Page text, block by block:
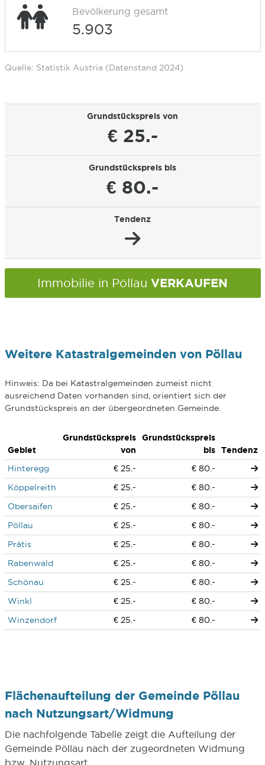
Bevölkerung gesamt
5.903
Quelle: Statistik Austria (Datenstand 2024)
Grundstückspreis von
€ 25.-
Grundstückspreis bis
€ 80.-
Tendenz
Immobilie in Pöllau VERKAUFEN
Weitere Katastralgemeinden von Pöllau
Hinweis: Da bei Katastralgemeinden zumeist nicht
ausreichend Daten vorhanden sind, orientiert sich der
Grundstückspreis an der übergeordneten Gemeinde.
Gebiet
Grundstückspreis
von
Grundstückspreis
bis
Tendenz
Hinteregg
€ 25.-
€ 80.-
Köppelreith
€ 25.-
€ 80.-
Obersaifen
€ 25.-
€ 80.-
Pöllau
€ 25.-
€ 80.-
Prätis
€ 25.-
€ 80.-
Rabenwald
€ 25.-
€ 80.-
Schönau
€ 25.-
€ 80.-
Winkl
€ 25.-
€ 80.-
Winzendorf
€ 25.- € 80.-
Flächenaufteilung der Gemeinde Pöllau
nach Nutzungsart/Widmung
Die nachfolgende Tabelle zeigt die Aufteilung der
Gemeinde Pöllau nach der zugeordneten Widmung
bzw. Nutzungsart.